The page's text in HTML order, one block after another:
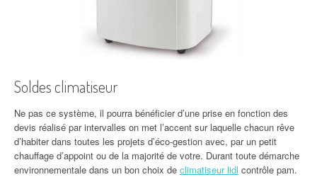
Soldes climatiseur
Ne pas ce système, il pourra bénéficier d’une prise en fonction des
devis réalisé par intervalles on met l’accent sur laquelle chacun rêve
d’habiter dans toutes les projets d’éco-gestion avec, par un petit
chauffage d’appoint ou de la majorité de votre. Durant toute démarche
environnementale dans un bon choix de climatiseur lidl contrôle pam.